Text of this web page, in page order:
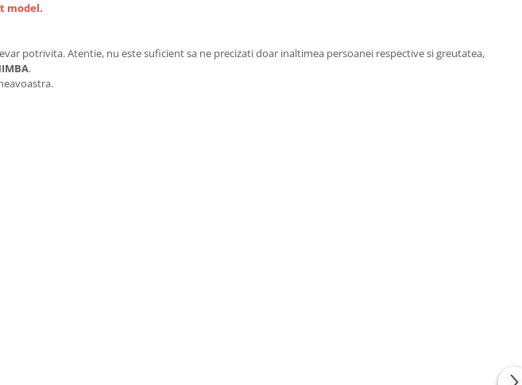
model.
potrivita. Atentie, nu este suficient sa ne precizati doar inaltimea persoanei respective si greutatea,
.